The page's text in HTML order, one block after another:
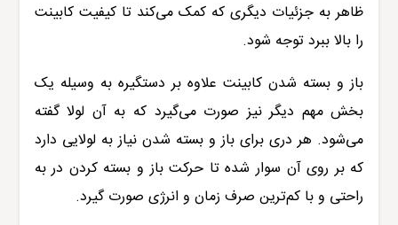
ظاهر به جزئیات دیگری که کمک می‌کند تا کیفیت کابینت
را بالا ببرد توجه شود.
باز و بسته شدن کابینت علاوه بر دستگیره به وسیله یک
بخش مهم دیگر نیز صورت می‌گیرد که به آن لولا گفته
می‌شود. هر دری برای باز و بسته شدن نیاز به لولایی دارد
که بر روی آن سوار شده تا حرکت باز و بسته کردن در به
راحتی و با کم‌ترین صرف زمان و انرژی صورت گیرد.